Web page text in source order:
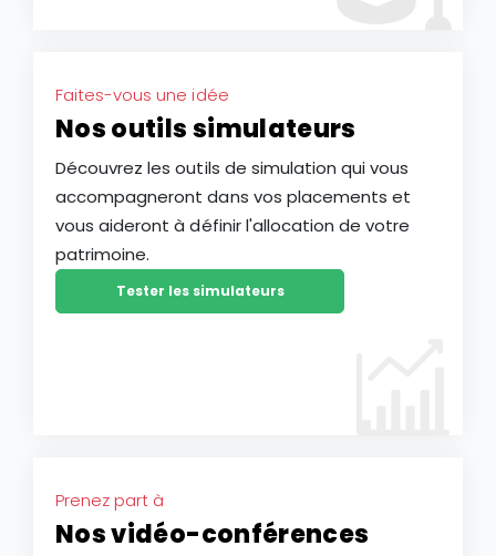
Faites-vous une idée
Nos outils simulateurs
Découvrez les outils de simulation qui vous
accompagneront dans vos placements et
vous aideront à définir l'allocation de votre
patrimoine.
Tester les simulateurs
Prenez part à
Nos vidéo-conférences